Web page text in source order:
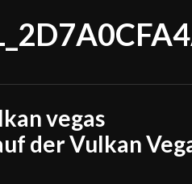
vegas
der Vulkan